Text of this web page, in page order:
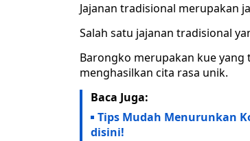
Jajanan tradisional merupakan
Salah satu jajanan tradisional
Barongko merupakan kue
menghasilkan cita rasa unik.
Baca Juga:
Tips Mudah Menurunkan
disini!